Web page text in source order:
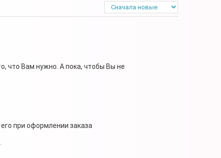
что Вам нужно. А пока, чтобы Вы не
при оформлении заказа